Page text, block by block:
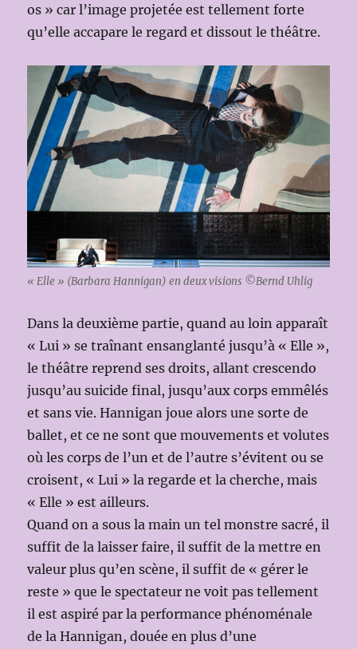
os » car l’image projetée est tellement forte
qu’elle accapare le regard et dissout le théâtre.
« Elle » (Barbara Hannigan) en deux visions ©Bernd Uhlig
Dans la deuxième partie, quand au loin apparaît
« Lui » se traînant ensanglanté jusqu’à « Elle »,
le théâtre reprend ses droits, allant crescendo
jusqu’au suicide final, jusqu’aux corps emmêlés
et sans vie. Hannigan joue alors une sorte de
ballet, et ce ne sont que mouvements et volutes
où les corps de l’un et de l’autre s’évitent ou se
croisent, « Lui » la regarde et la cherche, mais
« Elle » est ailleurs.
Quand on a sous la main un tel monstre sacré, il
suffit de la laisser faire, il suffit de la mettre en
valeur plus qu’en scène, il suffit de « gérer le
reste » que le spectateur ne voit pas tellement
il est aspiré par la performance phénoménale
de la Hannigan, douée en plus d’une